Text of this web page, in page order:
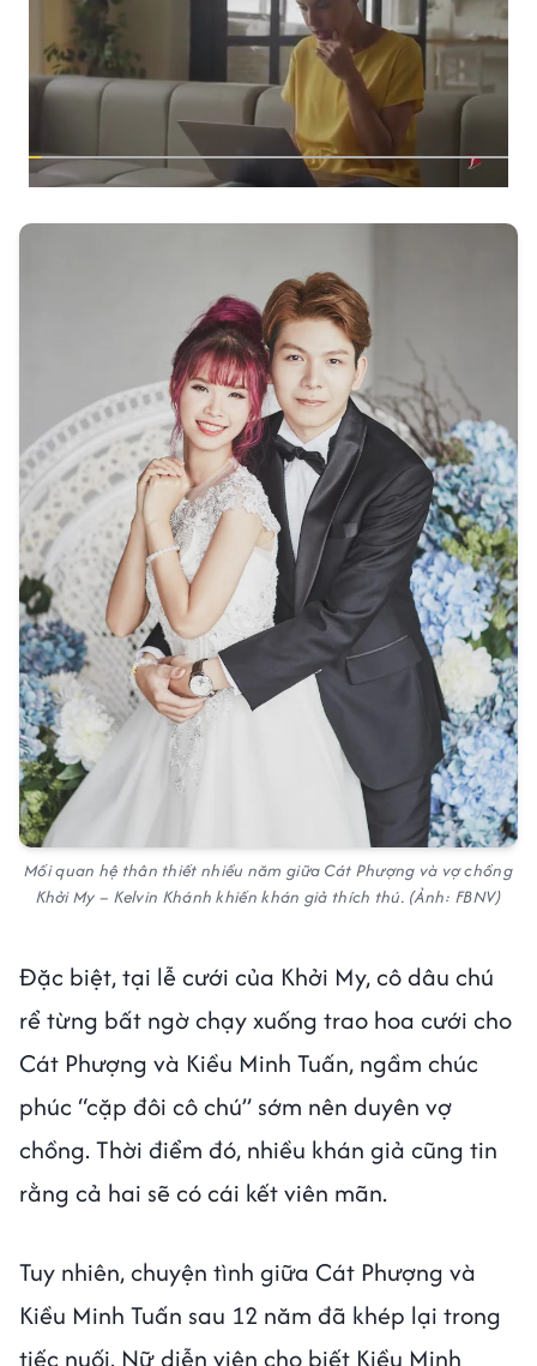
Mối quan hệ thân thiết nhiều năm giữa Cát Phượng và vợ chồng
Khởi My – Kelvin Khánh khiến khán giả thích thú. (Ảnh: FBNV)
Đặc biệt, tại lễ cưới của Khởi My, cô dâu chú
rể từng bất ngờ chạy xuống trao hoa cưới cho
Cát Phượng và Kiều Minh Tuấn, ngầm chúc
phúc “cặp đôi cô chú” sớm nên duyên vợ
chồng. Thời điểm đó, nhiều khán giả cũng tin
rằng cả hai sẽ có cái kết viên mãn.
Tuy nhiên, chuyện tình giữa Cát Phượng và
Kiều Minh Tuấn sau 12 năm đã khép lại trong
tiếc nuối. Nữ diễn viên cho biết Kiều Minh